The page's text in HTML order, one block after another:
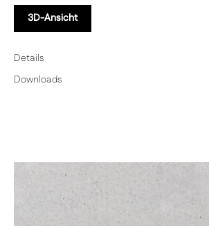
3D-Ansicht
Details
Downloads